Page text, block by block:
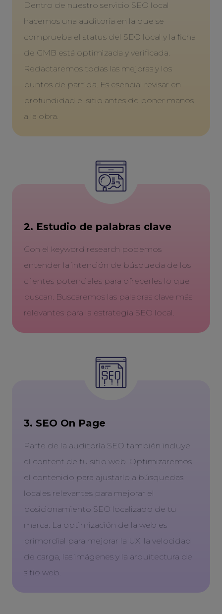
Dentro de nuestro servicio SEO local
hacemos una auditoría en la que se
comprueba el status del SEO local y la ficha
de GMB está optimizada y verificada.
Redactaremos todas las mejoras y los
puntos de partida. Es esencial revisar en
profundidad el sitio antes de poner manos
a la obra.
2. Estudio de palabras clave
Con el keyword research podemos
entender la intención de búsqueda de los
clientes potenciales para ofrecerles lo que
buscan. Buscaremos las palabras clave más
relevantes para la estrategia SEO local.
3. SEO On Page
Parte de la auditoría SEO también incluye
el content de tu sitio web. Optimizaremos
el contenido para ajustarlo a búsquedas
locales relevantes para mejorar el
posicionamiento SEO localizado de tu
marca. La optimización de la web es
primordial para mejorar la UX, la velocidad
de carga, las imágenes y la arquitectura del
sitio web.